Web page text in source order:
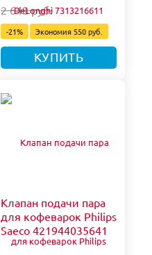
2 640 руб.
-21% Экономия 550 руб.
КУПИТЬ
Клапан подачи пара
для кофеварок Philips
Saeco 421944035641